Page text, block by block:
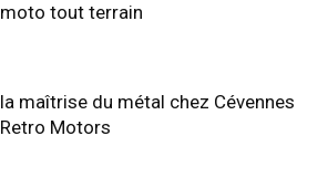
moto tout terrain
la maîtrise du métal chez Cévennes
Retro Motors